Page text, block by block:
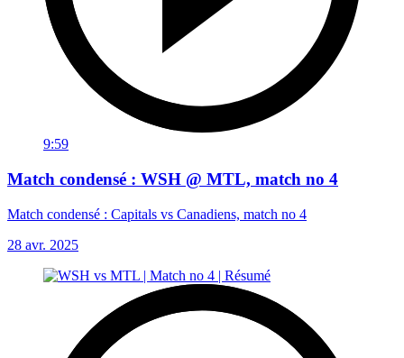
9:59
Match condensé : WSH @ MTL, match no 4
Match condensé : Capitals vs Canadiens, match no 4
28 avr. 2025